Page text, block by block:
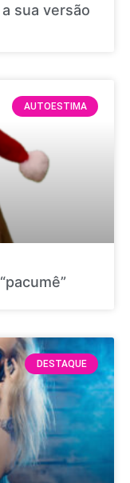
sua versão
AUTOESTIMA
DESTAQUE